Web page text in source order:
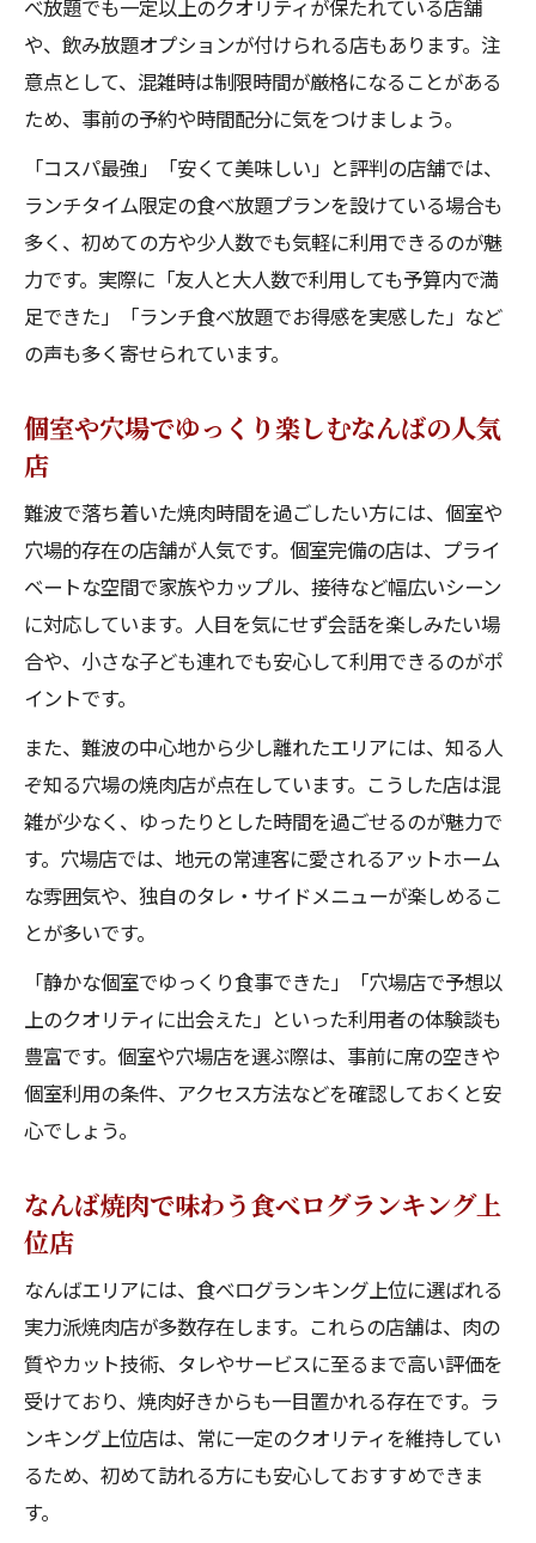
べ放題でも一定以上のクオリティが保たれている店舗
や、飲み放題オプションが付けられる店もあります。注
意点として、混雑時は制限時間が厳格になることがある
ため、事前の予約や時間配分に気をつけましょう。
「コスパ最強」「安くて美味しい」と評判の店舗では、
ランチタイム限定の食べ放題プランを設けている場合も
多く、初めての方や少人数でも気軽に利用できるのが魅
力です。実際に「友人と大人数で利用しても予算内で満
足できた」「ランチ食べ放題でお得感を実感した」など
の声も多く寄せられています。
個室や穴場でゆっくり楽しむなんばの人気
店
難波で落ち着いた焼肉時間を過ごしたい方には、個室や
穴場的存在の店舗が人気です。個室完備の店は、プライ
ベートな空間で家族やカップル、接待など幅広いシーン
に対応しています。人目を気にせず会話を楽しみたい場
合や、小さな子ども連れでも安心して利用できるのがポ
イントです。
また、難波の中心地から少し離れたエリアには、知る人
ぞ知る穴場の焼肉店が点在しています。こうした店は混
雑が少なく、ゆったりとした時間を過ごせるのが魅力で
す。穴場店では、地元の常連客に愛されるアットホーム
な雰囲気や、独自のタレ・サイドメニューが楽しめるこ
とが多いです。
「静かな個室でゆっくり食事できた」「穴場店で予想以
上のクオリティに出会えた」といった利用者の体験談も
豊富です。個室や穴場店を選ぶ際は、事前に席の空きや
個室利用の条件、アクセス方法などを確認しておくと安
心でしょう。
なんば焼肉で味わう食べログランキング上
位店
なんばエリアには、食べログランキング上位に選ばれる
実力派焼肉店が多数存在します。これらの店舗は、肉の
質やカット技術、タレやサービスに至るまで高い評価を
受けており、焼肉好きからも一目置かれる存在です。ラ
ンキング上位店は、常に一定のクオリティを維持してい
るため、初めて訪れる方にも安心しておすすめできま
す。